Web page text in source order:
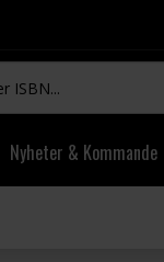
Nyheter & Kommande